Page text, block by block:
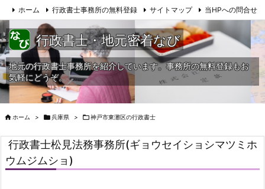
ホーム 行政書士事務所の無料登録 サイトマップ 当HPへの問合せ
行政書士・地元密着なび
地元の行政書士事務所を紹介しています。事務所の無料登録もお
気軽にどうぞ。
 ホーム > 兵庫県 > 神戸市東灘区の行政書士
行政書士松見法務事務所(ギョウセイショシマツミホ
ウムジムショ)